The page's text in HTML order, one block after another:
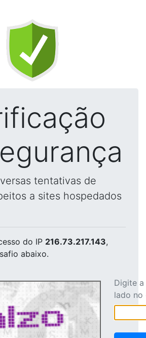
tentativas de
a sites hospedados
do IP 216.73.217.143,
abaixo.
Digite
lado no